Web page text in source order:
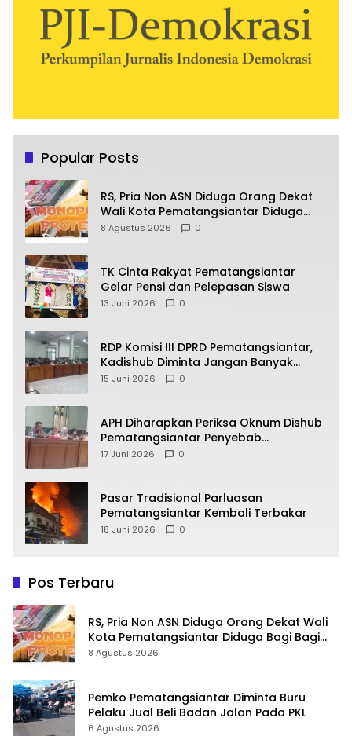
Popular Posts
RS, Pria Non ASN Diduga Orang Dekat
Wali Kota Pematangsiantar Diduga
Bagi Bagi Proyek ke Kontraktor
8 Agustus 2026 0
TK Cinta Rakyat Pematangsiantar
Gelar Pensi dan Pelepasan Siswa
13 Juni 2026 0
RDP Komisi III DPRD Pematangsiantar,
Kadishub Diminta Jangan Banyak
Alasan
15 Juni 2026 0
APH Diharapkan Periksa Oknum Dishub
Pematangsiantar Penyebab
Kebocoran PAD Retribusi Parkir
17 Juni 2026 0
Pasar Tradisional Parluasan
Pematangsiantar Kembali Terbakar
18 Juni 2026 0
Pos Terbaru
RS, Pria Non ASN Diduga Orang Dekat Wali
Kota Pematangsiantar Diduga Bagi Bagi
Proyek ke Kontraktor
8 Agustus 2026
Pemko Pematangsiantar Diminta Buru
Pelaku Jual Beli Badan Jalan Pada PKL
6 Agustus 2026